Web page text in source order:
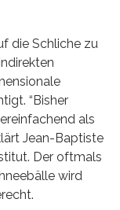
die Schliche zu
“Bisher
als
Jean-Baptiste
Der oftmals
wird